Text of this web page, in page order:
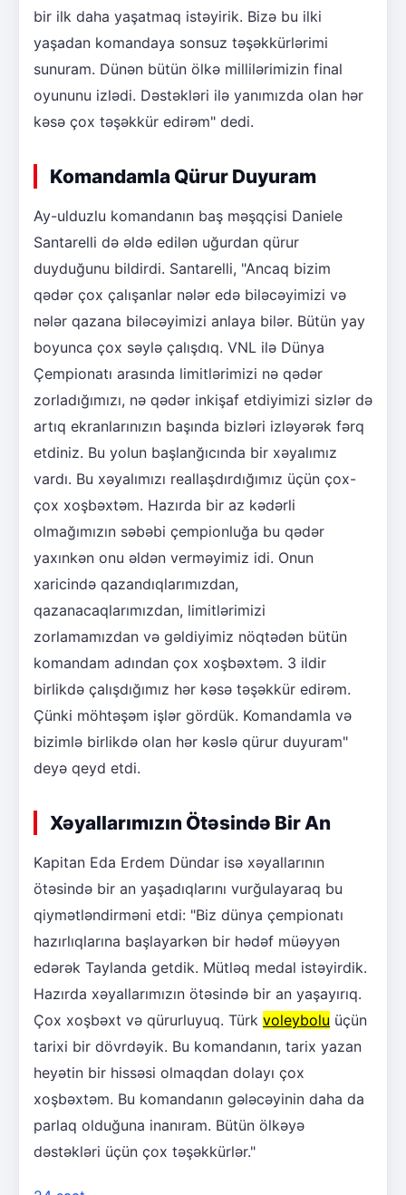
bir ilk daha yaşatmaq istəyirik. Bizə bu ilki
yaşadan komandaya sonsuz təşəkkürlərimi
sunuram. Dünən bütün ölkə millilərimizin final
oyununu izlədi. Dəstəkləri ilə yanımızda olan hər
kəsə çox təşəkkür edirəm" dedi.
Komandamla Qürur Duyuram
Ay-ulduzlu komandanın baş məşqçisi Daniele
Santarelli də əldə edilən uğurdan qürur
duyduğunu bildirdi. Santarelli, "Ancaq bizim
qədər çox çalışanlar nələr edə biləcəyimizi və
nələr qazana biləcəyimizi anlaya bilər. Bütün yay
boyunca çox səylə çalışdıq. VNL ilə Dünya
Çempionatı arasında limitlərimizi nə qədər
zorladığımızı, nə qədər inkişaf etdiyimizi sizlər də
artıq ekranlarınızın başında bizləri izləyərək fərq
etdiniz. Bu yolun başlanğıcında bir xəyalımız
vardı. Bu xəyalımızı reallaşdırdığımız üçün çox-
çox xoşbəxtəm. Hazırda bir az kədərli
olmağımızın səbəbi çempionluğa bu qədər
yaxınkən onu əldən verməyimiz idi. Onun
xaricində qazandıqlarımızdan,
qazanacaqlarımızdan, limitlərimizi
zorlamamızdan və gəldiyimiz nöqtədən bütün
komandam adından çox xoşbəxtəm. 3 ildir
birlikdə çalışdığımız hər kəsə təşəkkür edirəm.
Çünki möhtəşəm işlər gördük. Komandamla və
bizimlə birlikdə olan hər kəslə qürur duyuram"
deyə qeyd etdi.
Xəyallarımızın Ötəsində Bir An
Kapitan Eda Erdem Dündar isə xəyallarının
ötəsində bir an yaşadıqlarını vurğulayaraq bu
qiymətləndirməni etdi: "Biz dünya çempionatı
hazırlıqlarına başlayarkən bir hədəf müəyyən
edərək Taylanda getdik. Mütləq medal istəyirdik.
Hazırda xəyallarımızın ötəsində bir an yaşayırıq.
Çox xoşbəxt və qürurluyuq. Türk voleybolu üçün
tarixi bir dövrdəyik. Bu komandanın, tarix yazan
heyətin bir hissəsi olmaqdan dolayı çox
xoşbəxtəm. Bu komandanın gələcəyinin daha da
parlaq olduğuna inanıram. Bütün ölkəyə
dəstəkləri üçün çox təşəkkürlər."